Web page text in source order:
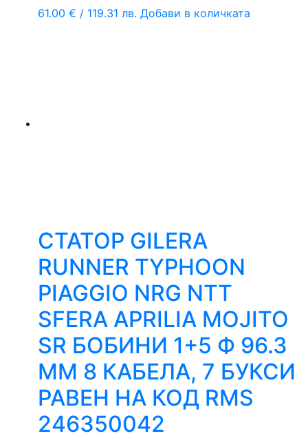
61.00 € / 119.31 лв. Добави в количката
СТАТОР GILERA
RUNNER TYPHOON
PIAGGIO NRG NTT
SFERA APRILIA MOJITO
SR БОБИНИ 1+5 Ф 96.3
ММ 8 КАБЕЛА, 7 БУКСИ
РАВЕН НА КОД RMS
246350042